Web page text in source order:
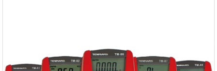
Delta-OHM